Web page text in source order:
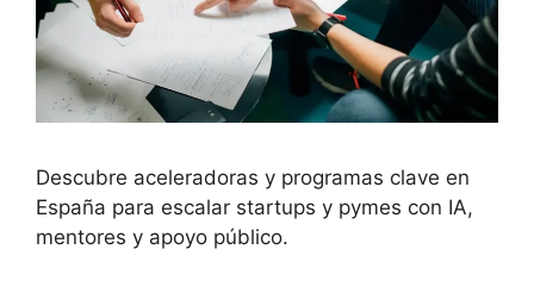
Descubre aceleradoras y programas clave en
España para escalar startups y pymes con IA,
mentores y apoyo público.